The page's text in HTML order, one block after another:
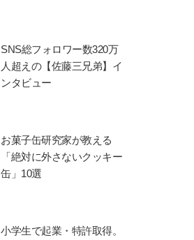
SNS総フォロワー数320万
人超えの【佐藤三兄弟】イ
ンタビュー
お菓子缶研究家が教える
「絶対に外さないクッキー
缶」10選
小学生で起業・特許取得。